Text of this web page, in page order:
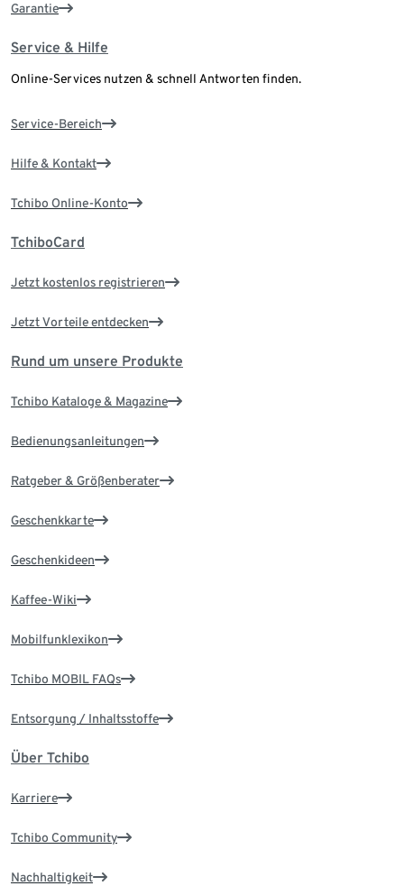
Garantie
Service & Hilfe
Online-Services nutzen & schnell Antworten finden.
Service-Bereich
Hilfe & Kontakt
Tchibo Online-Konto
TchiboCard
Jetzt kostenlos registrieren
Jetzt Vorteile entdecken
Rund um unsere Produkte
Tchibo Kataloge & Magazine
Bedienungsanleitungen
Ratgeber & Größenberater
Geschenkkarte
Geschenkideen
Kaffee-Wiki
Mobilfunklexikon
Tchibo MOBIL FAQs
Entsorgung / Inhaltsstoffe
Über Tchibo
Karriere
Tchibo Community
Nachhaltigkeit